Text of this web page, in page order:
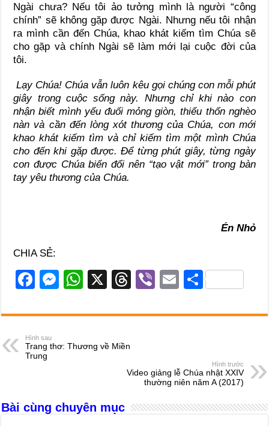
Ngài chưa? Nếu tôi ảo tưởng mình là người “công
chính” sẽ không gặp được Ngài. Nhưng nếu tôi nhận
ra mình cần đến Chúa, khao khát kiếm tìm Chúa sẽ
cho gặp và chính Ngài sẽ làm mới lại cuộc đời của
tôi.
Lạy Chúa! Chúa vẫn luôn kêu gọi chúng con mỗi phút
giây trong cuộc sống này. Nhưng chỉ khi nào con
nhận biết mình yếu đuối mỏng giòn, thiếu thốn nghèo
nàn và cần đến lòng xót thương của Chúa, con mới
khao khát kiếm tìm và chỉ kiếm tìm một mình Chúa
cho đến khi gặp được. Để từng phút giây, từng ngày
con được Chúa biến đổi nên “tạo vật mới” trong bàn
tay yêu thương của Chúa.
Én Nhỏ
CHIA SẺ:
F
c
e
b
k
M
ss
n
W
at
A
X
T
e
s
Vi
er
E
ail
S
ar
Hình sau
Trang thơ: Thương về Miền
Trung
Hình trước
Video giảng lễ Chúa nhật XXIV
thường niên năm A (2017)
Bài cùng chuyên mục